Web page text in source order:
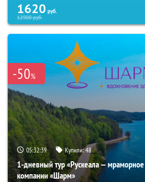
1620 руб.
12900руб.
-50%
05:32:37 Купили:48
1-дневный тур «Рускеала — мраморное
компании «Шарм»